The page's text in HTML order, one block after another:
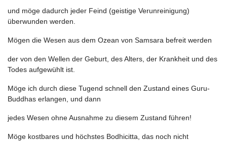
und möge dadurch jeder Feind (geistige Verunreinigung)
überwunden werden.
Mögen die Wesen aus dem Ozean von Samsara befreit werden
der von den Wellen der Geburt, des Alters, der Krankheit und des
Todes aufgewühlt ist.
Möge ich durch diese Tugend schnell den Zustand eines Guru-
Buddhas erlangen, und dann
jedes Wesen ohne Ausnahme zu diesem Zustand führen!
Möge kostbares und höchstes Bodhicitta, das noch nicht